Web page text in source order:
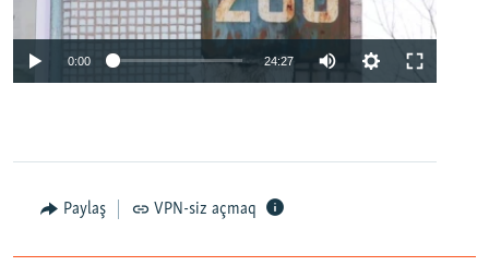
0:00 24:27
Paylaş VPN-siz açmaq